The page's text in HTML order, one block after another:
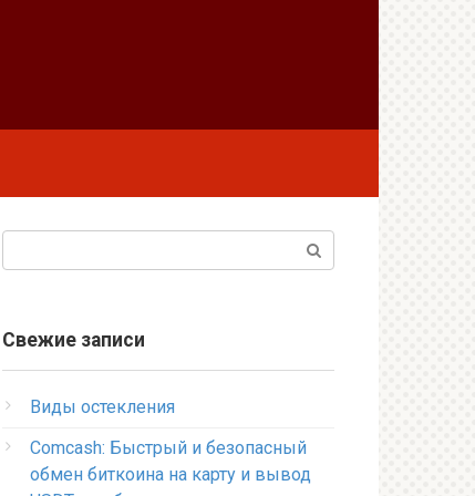
Свежие записи
Виды остекления
Comcash: Быстрый и безопасный
обмен биткоина на карту и вывод